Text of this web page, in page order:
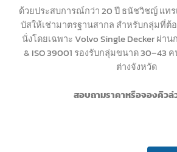
ด้วยประสบการณ์กว่า 20 ปี ธนัชวิชญ์ แทร
บัสให้เช่ามาตรฐานสากล สำหรับกลุ่มที่ต้
นั่งโดยเฉพาะ Volvo Single Decker ผ่าน
& ISO 39001 รองรับกลุ่มขนาด 30–43
ต่างจังหวัด
สอบถามราคาหรือจองคิวล่